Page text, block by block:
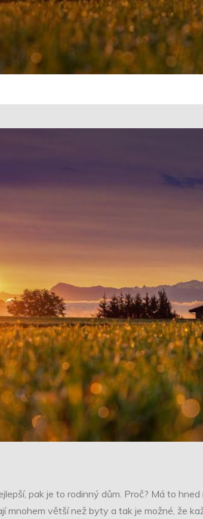
pak je to rodinný dům. Proč? Má to
mnohem větší než byty a tak je možné, že